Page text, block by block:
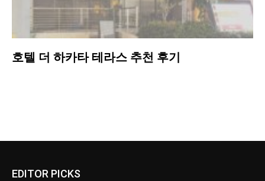
호텔 더 하카타 테라스 추천 후기
EDITOR PICKS